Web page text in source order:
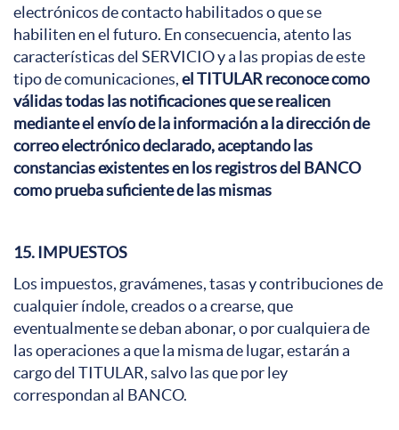
electrónicos de contacto habilitados o que se
habiliten en el futuro. En consecuencia, atento las
características del SERVICIO y a las propias de este
tipo de comunicaciones,el TITULAR reconoce como
válidas todas las notificaciones que se realicen
mediante el envío de la información a la dirección de
correo electrónico declarado, aceptando las
constancias existentes en los registros del BANCO
como prueba suficiente de las mismas
15. IMPUESTOS
Los impuestos, gravámenes, tasas y contribuciones de
cualquier índole, creados o a crearse, que
eventualmente se deban abonar, o por cualquiera de
las operaciones a que la misma de lugar, estarán a
cargo del TITULAR, salvo las que por ley
correspondan al BANCO.